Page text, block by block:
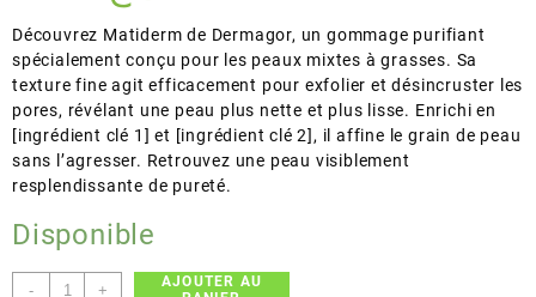
Découvrez Matiderm de Dermagor, un gommage purifiant
spécialement conçu pour les peaux mixtes à grasses. Sa
texture fine agit efficacement pour exfolier et désincruster les
pores, révélant une peau plus nette et plus lisse. Enrichi en
[ingrédient clé 1] et [ingrédient clé 2], il affine le grain de peau
sans l’agresser. Retrouvez une peau visiblement
resplendissante de pureté.
Disponible
-
quantité+
AJOUTER AU